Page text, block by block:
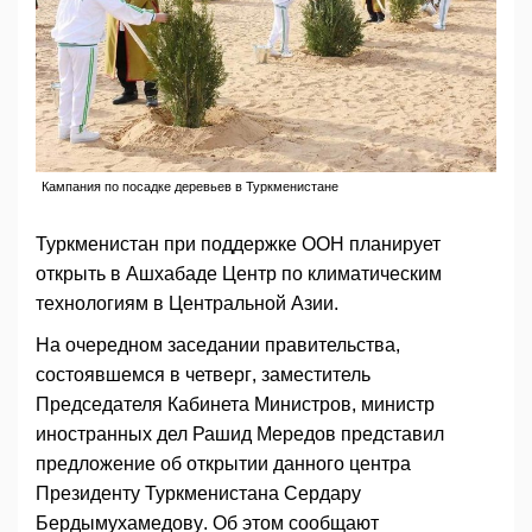
Кампания по посадке деревьев в Туркменистане
Туркменистан при поддержке ООН планирует
открыть в Ашхабаде Центр по климатическим
технологиям в Центральной Азии.
На очередном заседании правительства,
состоявшемся в четверг, заместитель
Председателя Кабинета Министров, министр
иностранных дел Рашид Мередов представил
предложение об открытии данного центра
Президенту Туркменистана Сердару
Бердымухамедову. Об этом сообщают